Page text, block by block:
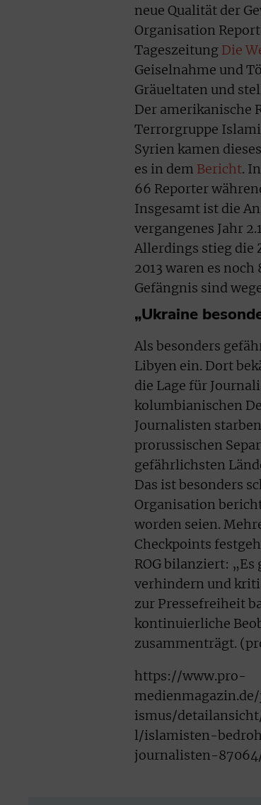
neue Qualität der
Organisation
Tageszeitung Die
Geiselnahme und
Gräueltaten und
Der amerikanische
Terrorgruppe
Syrien kamen
es in dem Bericht.
66 Reporter
Insgesamt ist die
vergangenes Jahr
Allerdings stieg die
2013 waren es
Gefängnis sind
„Ukraine
Als besonders
Libyen ein. Dort
die Lage für
kolumbianischen
Journalisten
prorussischen
gefährlichsten
Das ist besonders
Organisation
worden seien.
Checkpoints
ROG bilanziert:
verhindern und
zur Pressefreiheit
kontinuierliche
zusammenträgt.
https://www.pro-
ismus/
l/islamisten-
journalisten-